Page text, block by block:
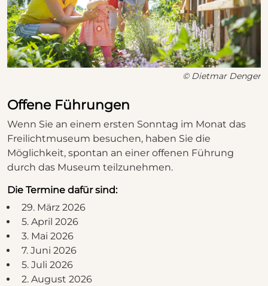
© Dietmar Denger
Offene Führungen
Wenn Sie an einem ersten Sonntag im Monat das
Freilichtmuseum besuchen, haben Sie die
Möglichkeit, spontan an einer offenen Führung
durch das Museum teilzunehmen.
Die Termine dafür sind:
29. März 2026
5. April 2026
3. Mai 2026
7. Juni 2026
5. Juli 2026
2. August 2026